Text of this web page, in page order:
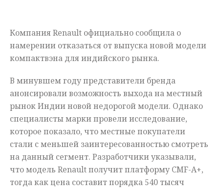
Компания Renault официально сообщила о
намерении отказаться от выпуска новой модели
компактвэна для индийского рынка.
В минувшем году представители бренда
анонсировали возможность выхода на местный
рынок Индии новой недорогой модели. Однако
специалисты марки провели исследование,
которое показало, что местные покупатели
стали с меньшей заинтересованностью смотреть
на данный сегмент. Разработчики указывали,
что модель Renault получит платформу CMF-A+,
тогда как цена составит порядка 540 тысяч